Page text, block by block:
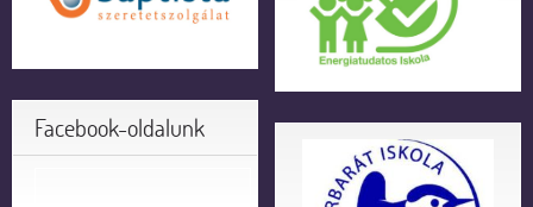
Facebook-oldalunk